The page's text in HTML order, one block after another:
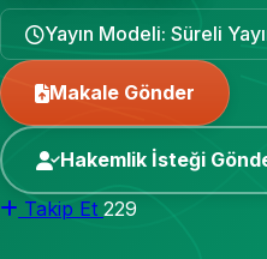
Yayın Modeli: Süreli
Makale Gönder
Hakemlik İsteği
Takip Et 229